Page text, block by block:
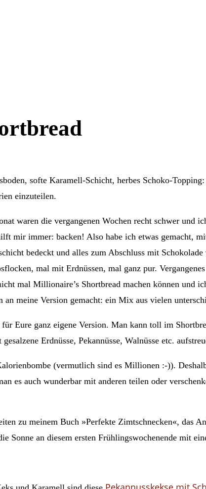
softe Karamell-Schicht, herbes Schoko-
einzuteilen.
waren die vergangenen Wochen recht schwer und
mir immer: backen! Also habe ich etwas gemacht,
bedeckt und alles zum Abschluss mit
mal mit Erdnüssen, mal ganz pur.
mal Millionaire’s Shortbread machen können und
an meine Version gemacht: ein Mix aus vielen
Eure ganz eigene Version. Man kann toll im
Erdnüsse, Pekannüsse, Walnüsse etc.
(vermutlich sind es Millionen :-)).
es auch wunderbar mit anderen teilen oder
zu meinem Buch »Perfekte Zimtschnecken«, das
Sonne an diesem ersten Frühlingswochenende mit